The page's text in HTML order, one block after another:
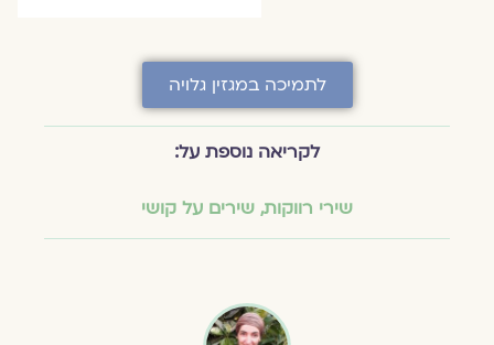
לתמיכה במגזין גלויה
לקריאה נוספת על:
שירי רווקות,שירים על קושי